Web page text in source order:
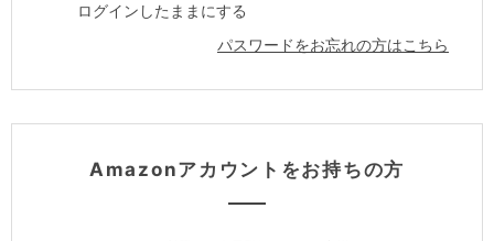
ログインしたままにする
パスワードをお忘れの方はこちら
Amazonアカウントをお持ちの方